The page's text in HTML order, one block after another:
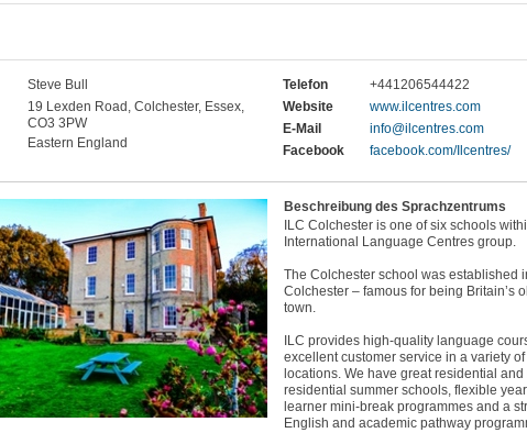
Steve Bull
19 Lexden Road, Colchester, Essex,
CO3 3PW
Eastern England
Telefon
+441206544422
Website
www.ilcentres.com
E-Mail
info@ilcentres.com
Facebook
facebook.com/Ilcentres/
Beschreibung des Sprachzentrums
ILC Colchester is one of six schools
International Language Centres group.
The Colchester school was established
Colchester – famous for being Britain’s
town.
ILC provides high-quality language
excellent customer service in a variety of
locations. We have great residential and
residential summer schools, flexible
learner mini-break programmes and a
English and academic pathway